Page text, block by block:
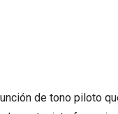
de tono piloto